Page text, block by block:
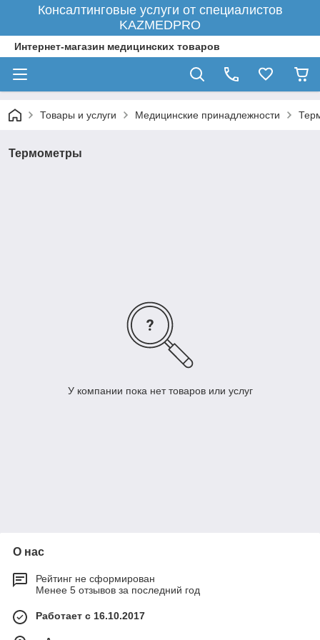
Консалтинговые услуги от специалистов
KAZMEDPRO
Интернет-магазин медицинских товаров
Товары и услуги Медицинские принадлежности
Термометры
У компании пока нет товаров или услуг
О нас
Рейтинг не сформирован
Менее 5 отзывов за последний год
Работает с 16.10.2017